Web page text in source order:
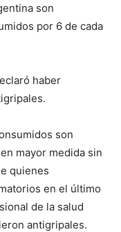
son
por 6 de cada
haber
son
mayor medida sin
quienes
en el último
de la salud
antigripales.